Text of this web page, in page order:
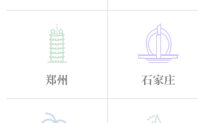
郑州 石家庄